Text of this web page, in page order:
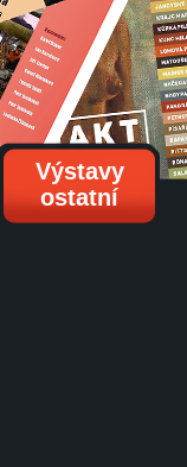
Výstavy
ostatní